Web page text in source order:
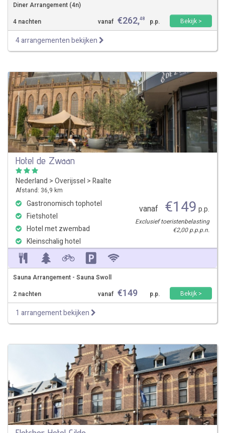
Diner Arrangement (4n)
4 nachten
vanaf €262,48 p.p. Bekijk >
4 arrangementen bekijken
Hotel de Zwaan
Nederland >Overijssel >Raalte
Afstand: 36,9 km
Gastronomisch tophotel
Fietshotel
Hotel met zwembad
Kleinschalig hotel
vanaf €149 p.p.
Exclusief toeristenbelasting
€2,00 p.p.p.n.
Sauna Arrangement - Sauna Swoll
2 nachten
vanaf €149 p.p. Bekijk >
1 arrangement bekijken